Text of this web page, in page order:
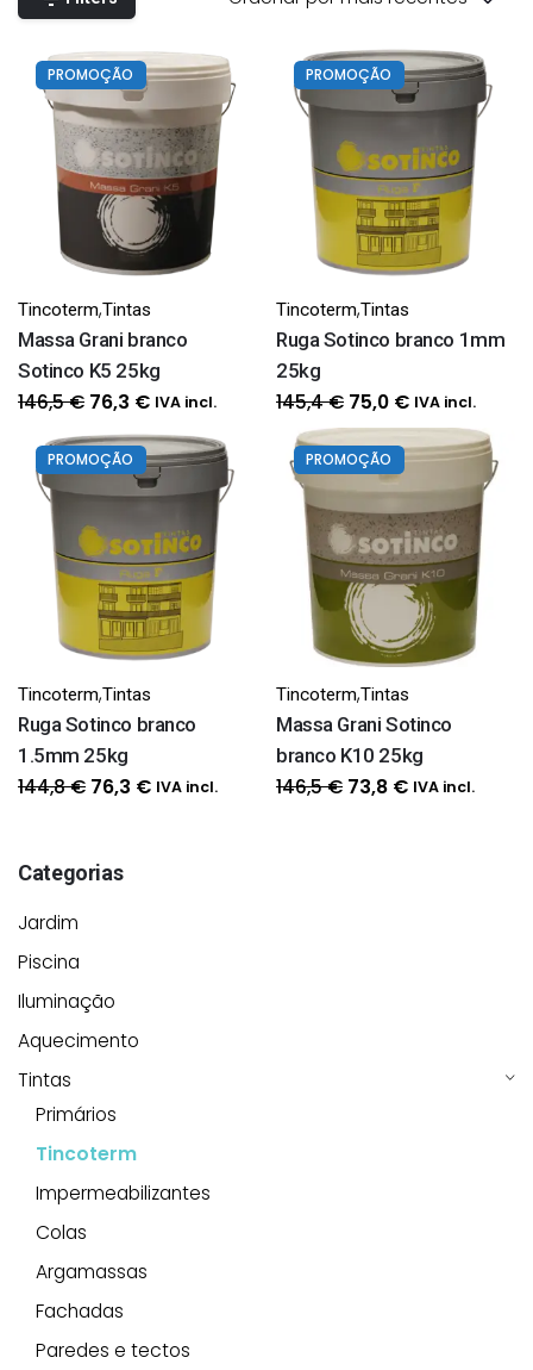
Categorias
Jardim
Piscina
Iluminação
Aquecimento
Tintas
Primários
Tincoterm
Impermeabilizantes
Colas
Argamassas
Fachadas
Paredes e tectos
PROMOÇÃO
Tincoterm,Tintas
Massa Grani branco
Sotinco K5 25kg
146,5€ O
preço
original
era:
76,3 €O
preço
atual
é:
IVA incl.
PROMOÇÃO
Tincoterm,Tintas
Ruga Sotinco branco 1mm
25kg
145,4€ O
preço
original
era:
145,4 €.
75,0 €O
preço
atual
é:
75,0 €.
IVA incl.
PROMOÇÃO
Tincoterm,Tintas
Ruga Sotinco branco
1.5mm 25kg
144,8€ O
era:
76,3 €OIVA incl.
PROMOÇÃO
Tincoterm,Tintas
Massa Grani Sotinco
branco K10 25kg
146,5€ O
73,8 €OIVA incl.